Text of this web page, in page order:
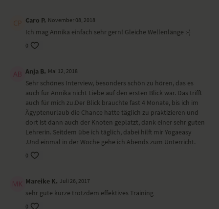
Caro P. November 08, 2018
Ich mag Annika einfach sehr gern! Gleiche Wellenlänge :-)
0
Anja B. Mai 12, 2018
Sehr schönes Interview, besonders schön zu hören, das es
auch für Annika nicht Liebe auf den ersten Blick war. Das trifft
auch für mich zu.Der Blick brauchte fast 4 Monate, bis ich im
Ägyptenurlaub die Chance hatte täglich zu praktizieren und
dort ist dann auch der Knoten geplatzt, dank einer sehr guten
Lehrerin. Seitdem übe ich täglich, dabei hilft mir Yogaeasy
.Und einmal in der Woche gehe ich Abends zum Unterricht.
0
Mareike K. Juli 26, 2017
sehr gute kurze trotzdem effektives Training
0